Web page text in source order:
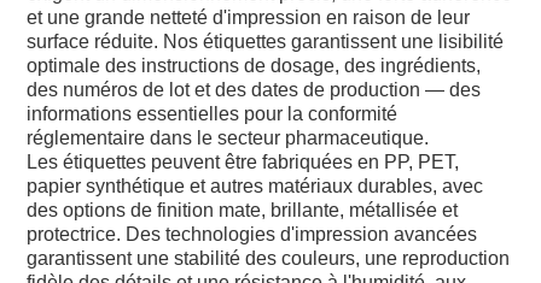
et une grande netteté d'impression en raison de leur
surface réduite. Nos étiquettes garantissent une lisibilité
optimale des instructions de dosage, des ingrédients,
des numéros de lot et des dates de production — des
informations essentielles pour la conformité
réglementaire dans le secteur pharmaceutique.
Les étiquettes peuvent être fabriquées en PP, PET,
papier synthétique et autres matériaux durables, avec
des options de finition mate, brillante, métallisée et
protectrice. Des technologies d'impression avancées
garantissent une stabilité des couleurs, une reproduction